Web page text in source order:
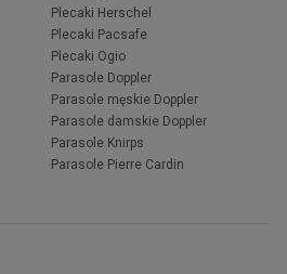
Plecaki Herschel
Plecaki Pacsafe
Plecaki Ogio
Parasole Doppler
Parasole męskie Doppler
Parasole damskie Doppler
Parasole Knirps
Parasole Pierre Cardin